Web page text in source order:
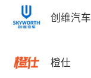
创维汽车
橙仕